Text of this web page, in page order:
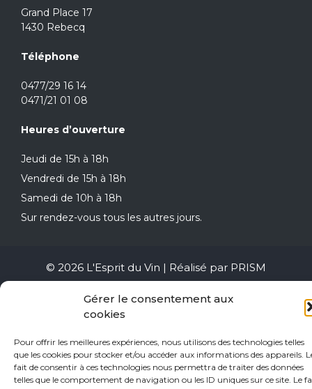
Gérer le consentement aux
cookies
Pour offrir les meilleures expériences, nous utilisons des technologies telles
que les cookies pour stocker et/ou accéder aux informations des appareils.
fait de consentir à ces technologies nous permettra de traiter des données
telles que le comportement de navigation ou les ID uniques sur ce site. Le
Grand Place 17
1430 Rebecq
Téléphone
0477/29 16 14
0471/21 01 08
Heures d’ouverture
Jeudi de 15h à 18h
Vendredi de 15h à 18h
Samedi de 10h à 18h
Sur rendez-vous tous les autres jours.
© 2026 L'Esprit du Vin | Réalisé par PRISM